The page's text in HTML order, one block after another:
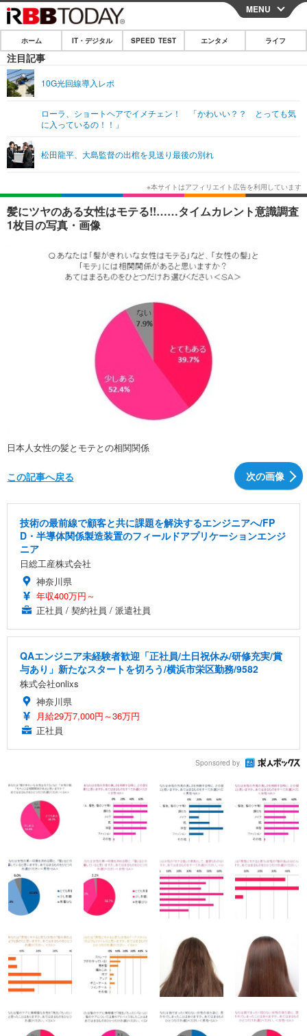
CLOSE
ホーム
IT・デジタル
ネタ
ショッピング
エンタメTOP 映画・ドラマ
韓国・芸能
音楽 スポーツ
ショッピング その他
ライフ
ライフTOP グルメ
ペット ショッピング
リリース一覧
プッシュ通知の停止方法
MENU
ホーム IT・デジタル SPEED TEST エンタメ ライフ
注目記事
10G光回線導入レポ
ローラ、ショートヘアでイメチェン！ 「かわいい？？ とっても気
に入っているの！！」
松田龍平、大島監督の出棺を見送り最後の別れ
髪にツヤのある女性はモテる!!……タイムカレント意識調査
1枚目の写真・画像
日本人女性の髪とモテとの相関関係
次の画像
この記事へ戻る
技術の最前線で顧客と共に課題を解決するエンジニアへ/FP
D・半導体関係製造装置のフィールドアプリケーションエンジ
ニア
日総工産株式会社
神奈川県
年収400万円～
正社員 / 契約社員 / 派遣社員
QAエンジニア未経験者歓迎「正社員/土日祝休み/研修充実/賞
与あり」新たなスタートを切ろう/横浜市栄区勤務/9582
株式会社onlixs
神奈川県
月給29万7,000円～36万円
正社員
Sponsored by